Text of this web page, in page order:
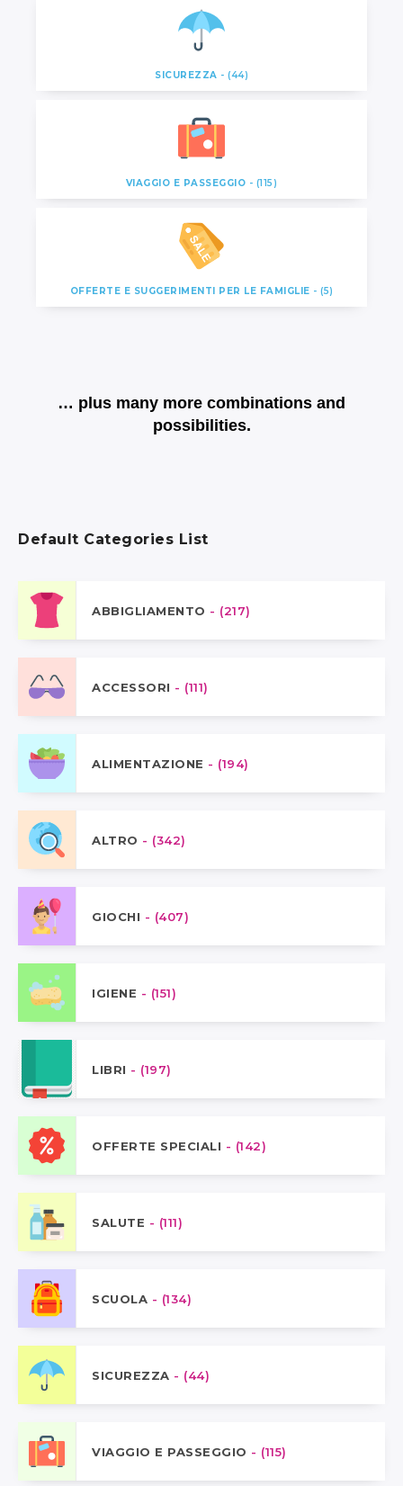
SICUREZZA - (44)
VIAGGIO E PASSEGGIO - (115)
OFFERTE E SUGGERIMENTI PER LE FAMIGLIE - (5)
… plus many more combinations and
possibilities.
Default Categories List
ABBIGLIAMENTO - (217)
ACCESSORI - (111)
ALIMENTAZIONE - (194)
ALTRO - (342)
GIOCHI - (407)
IGIENE - (151)
LIBRI - (197)
OFFERTE SPECIALI - (142)
SALUTE - (111)
SCUOLA - (134)
SICUREZZA - (44)
VIAGGIO E PASSEGGIO - (115)